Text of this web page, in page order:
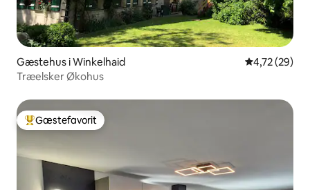
Gæstehus i Winkelhaid 4,72 ud af 5
4,72 (29)
Træelsker Økohus
Bedste gæstefavorit
Gæstefavorit